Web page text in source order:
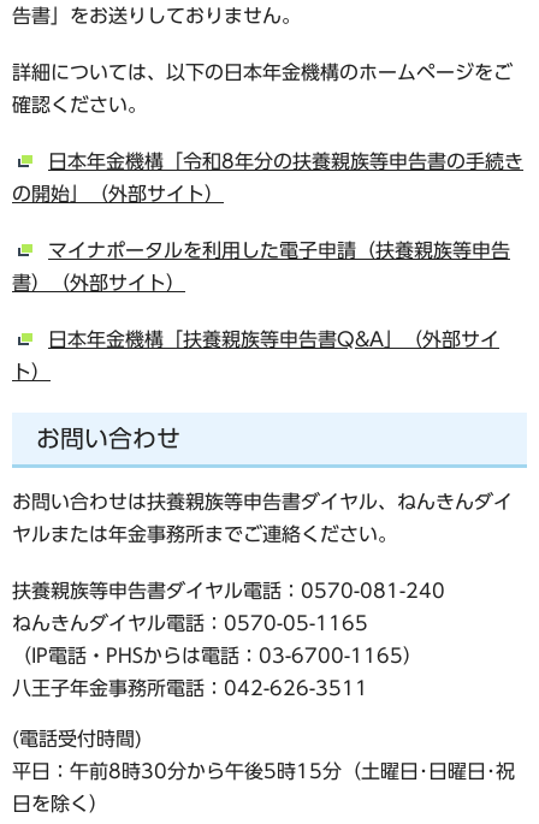
告書」をお送りしておりません。
詳細については、以下の日本年金機構のホームページをご
確認ください。
日本年金機構「令和8年分の扶養親族等申告書の手続き
の開始」（外部サイト）
マイナポータルを利用した電子申請（扶養親族等申告
書）（外部サイト）
日本年金機構「扶養親族等申告書Q&A」（外部サイ
ト）
お問い合わせ
お問い合わせは扶養親族等申告書ダイヤル、ねんきんダイ
ヤルまたは年金事務所までご連絡ください。
扶養親族等申告書ダイヤル電話：0570-081-240
ねんきんダイヤル電話：0570-05-1165
（IP電話・PHSからは電話：03-6700-1165）
八王子年金事務所電話：042-626-3511
(電話受付時間)
平日：午前8時30分から午後5時15分（土曜日･日曜日･祝
日を除く）